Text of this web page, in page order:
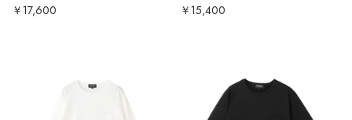
￥17,600 ￥15,400